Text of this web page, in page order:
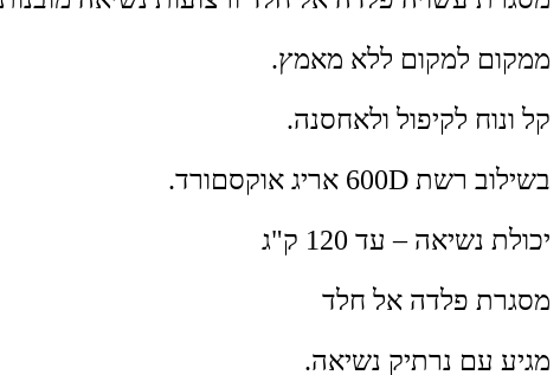
ממקום למקום ללא מאמץ.
קל ונוח לקיפול ולאחסנה.
בשילוב רשת 600D אריג אוקסםורד.
יכולת נשיאה – עד 120 ק"ג
מסגרת פלדה אל חלד
מגיע עם נרתיק נשיאה.